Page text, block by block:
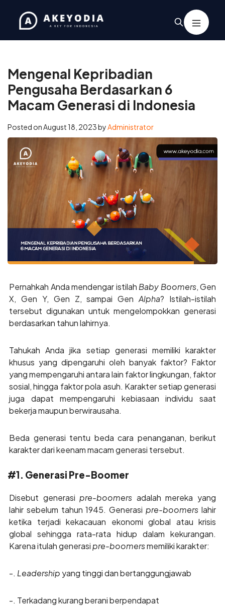
Berdasarkan 6 Macam Generasi di Indonesia
Mengenal Kepribadian
Pengusaha Berdasarkan 6
Macam Generasi di Indonesia
Posted onAugust 18, 2023byAdministrator
Pernahkah Anda mendengar istilah Baby Boomers, Gen
X, Gen Y, Gen Z, sampai GenAlpha? Istilah-istilah
tersebut digunakan untuk mengelompokkan generasi
berdasarkan tahun lahirnya.
Tahukah Anda jika setiap generasi memiliki karakter
khusus yang dipengaruhi oleh banyak faktor? Faktor
yang mempengaruhi antara lain faktor lingkungan, faktor
sosial, hingga faktor pola asuh. Karakter setiap generasi
juga dapat mempengaruhi kebiasaan individu saat
bekerja maupun berwirausaha.
Beda generasi tentu beda cara penanganan, berikut
karakter dari keenam macam generasi tersebut.
#1. Generasi Pre-Boomer
Disebut generasipre-boomers adalah mereka yang
lahir sebelum tahun 1945. Generasipre-boomerslahir
ketika terjadi kekacauan ekonomi global atau krisis
global sehingga rata-rata hidup dalam kekurangan.
Karena itulah generasipre-boomersmemiliki karakter:
-. Leadership yang tinggi dan bertanggungjawab
-. Terkadang kurang berani berpendapat